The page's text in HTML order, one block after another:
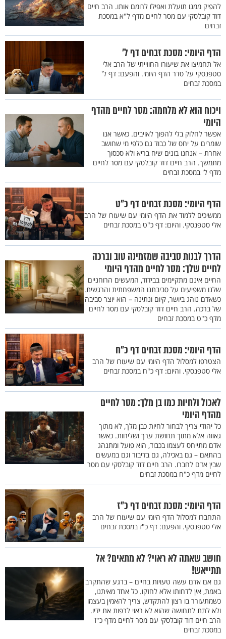
להפיק ממנו תועלת ואפילו לרומם אותו. הרב חיים
דוד קובלסקי עם מסר לחיים מדף ל"א במסכת
זבחים
הדף היומי: מסכת זבחים דף ל'
אל תחמיצו את שיעורו החווייתי של הרב אלי
סטפנסקי על סדר הדף היומי. והפעם: דף ל'
במסכת זבחים
ויכוח הוא לא מלחמה: מסר לחיים מהדף
היומי
אפשר לחלוק בלי להפוך לאויבים. כאשר אנו
שומרים על יחס של כבוד גם כלפי מי שחושב
אחרת – אנחנו בונים שיח בריא ולא סכסוך
מתמשך. הרב חיים דוד קובלסקי עם מסר לחיים
מדף ל' במסכת זבחים
הדף היומי: מסכת זבחים דף כ"ט
ממשיכים ללמוד את הדף היומי עם שיעורו של הרב
אלי סטפנסקי. והיום: דף כ"ט במסכת זבחים
הדרך לבנות סביבה שמזמינה טוב וברכה
לחיים שלך: מסר לחיים מהדף היומי
החיים אינם מתקיימים בבידוד, המעשים הרוחניים
שלנו משפיעים על סביבתנו המשפחתית והרגשית.
כשאדם נוהג ביושר, קיום ונתינה – הוא יוצר סביבה
של ברכה. הרב חיים דוד קובלסקי עם מסר לחיים
מדף כ"ט במסכת זבחים
הדף היומי: מסכת זבחים דף כ"ח
הצטרפו למסלול הדף היומי עם שיעורו של הרב
אלי סטפנסקי. והיום: דף כ"ח במסכת זבחים
לאכול ולחיות כמו בן מלך: מסר לחיים
מהדף היומי
כל יהודי צריך לבחור לחיות כבן מלך, לא מתוך
גאווה אלא מתוך תחושת ערך ושליחות. כאשר
אדם מתייחס לעצמו בכבוד, הוא פועל ומתנהג
בהתאם – גם באכילה, גם בדיבור וגם במעשים
שבין אדם לחברו. הרב חיים דוד קובלסקי עם מסר
לחיים מדף כ"ח במסכת זבחים
הדף היומי: מסכת זבחים דף כ"ז
התחברו למסלול הדף היומי עם שיעורו של הרב
אלי סטפנסקי. והפעם: דף כ"ז במסכת זבחים
חושב שאתה לא ראוי? לא מתאים? אל
תתייאש!
גם אם אדם עשה טעויות בחיים – ברגע שהתקרב
באמת, אין לדחותו אלא לחזקו. כל אחד מאיתנו,
כשמתעורר בו רצון להתקדש, צריך להאמין בעצמו
ולא לתת לתחושה שהוא לא ראוי לרפות את ידיו.
הרב חיים דוד קובלסקי עם מסר לחיים מדף כ"ז
במסכת זבחים